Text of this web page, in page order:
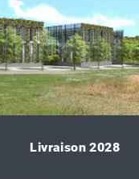
Livraison 2028